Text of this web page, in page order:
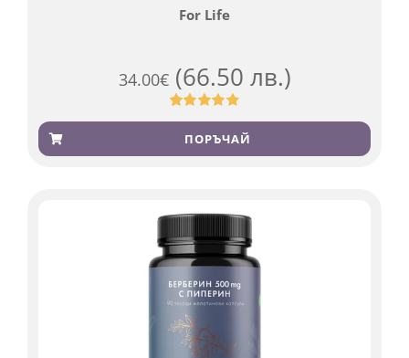
For Life
34.00€ (66.50 лв.)
Оценен
4.83 от 5,
923
ПОРЪЧАЙ